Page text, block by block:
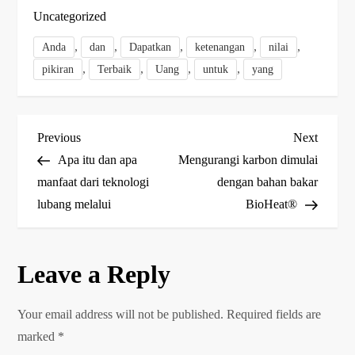
Uncategorized
Anda , dan , Dapatkan , ketenangan , nilai ,
pikiran , Terbaik , Uang , untuk , yang
P
o
s
n
a
Previous
Post
Previous
Apa itu dan apa
manfaat dari teknologi
lubang melalui
Next
Post
Next
Mengurangi karbon dimulai
dengan bahan bakar
BioHeat®
Leave a Reply
Your email address will not be published. Required fields are
marked *